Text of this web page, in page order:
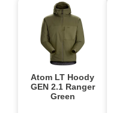
Atom LT Hoody
GEN 2.1 Ranger
Green